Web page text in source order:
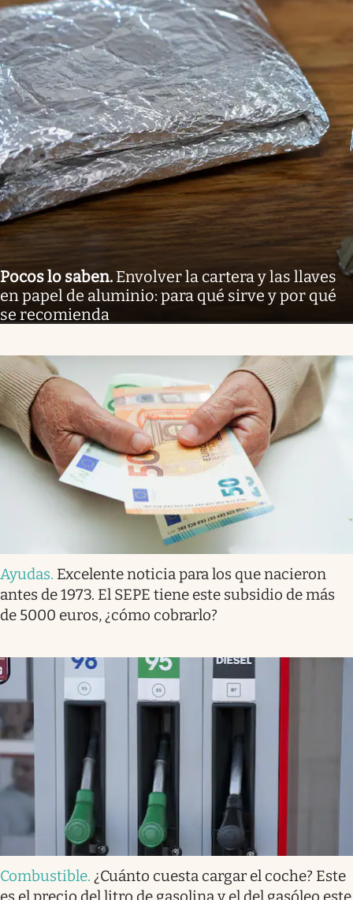
Pocos lo saben. Envolver la cartera y las llaves
en papel de aluminio: para qué sirve y por qué
se recomienda
Ayudas. Excelente noticia para los que nacieron
antes de 1973. El SEPE tiene este subsidio de más
de 5000 euros, ¿cómo cobrarlo?
Combustible. ¿Cuánto cuesta cargar el coche? Este
es el precio del litro de gasolina y el del gasóleo este